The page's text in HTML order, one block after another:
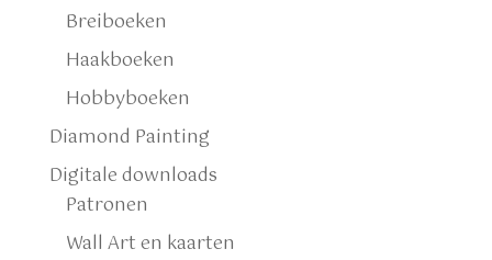
Breiboeken
Haakboeken
Hobbyboeken
Diamond Painting
Digitale downloads
Patronen
Wall Art en kaarten